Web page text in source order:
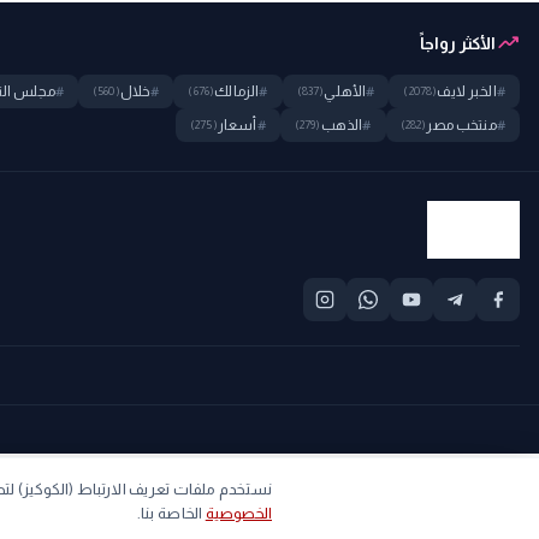
trending_upالأكثر رواجاً
# الخبر لايف(2078)
#الأهلي(837)
#الزمالك(676)
#خلال(560)
#مجلس
#منتخب مصر (282)
#الذهب (279)
# أسعار (275)
explore نستخدم ملفات تعريف الارتباط
الخصوصية الخاصة بنا.